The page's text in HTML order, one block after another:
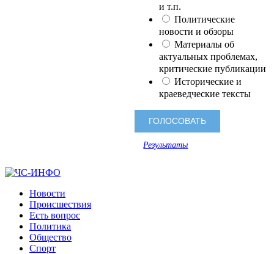
и т.п.
Политические
новости и обзоры
Материалы об
актуальных проблемах,
критические публикации
Исторические и
краеведческие тексты
Результаты
Новости
Происшествия
Есть вопрос
Политика
Общество
Спорт